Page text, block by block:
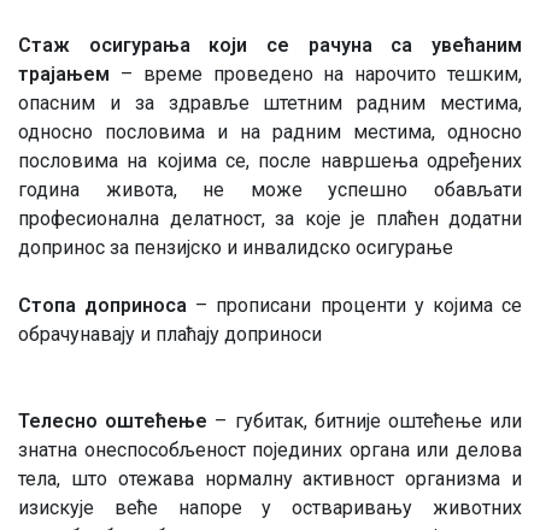
Стаж осигурања који се рачуна са увећаним
трајањем – време проведено на нарочито тешким,
опасним и за здравље штетним радним местима,
односно пословима и на радним местима, односно
пословима на којима се, после навршења одређених
година живота, не може успешно обављати
професионална делатност, за које је плаћен додатни
допринос за пензијско и инвалидско осигурање
Стопа доприноса – прописани проценти у којима се
обрачунавају и плаћају доприноси
Телесно оштећење – губитак, битније оштећење или
знатна онеспособљеност појединих органа или делова
тела, што отежава нормалну активност организма и
изискује веће напоре у остваривању животних